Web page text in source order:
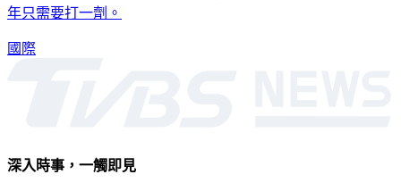
年只需要打一劑。
國際
深入時事，一觸即見